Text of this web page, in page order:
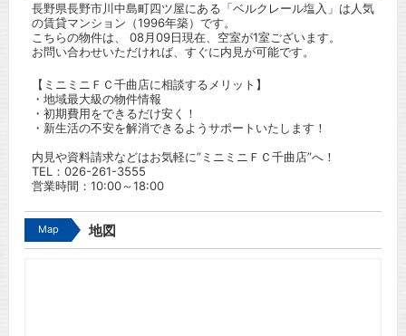
長野県長野市川中島町四ツ屋にある「ベルクレール塩入」は人気
の賃貸マンション（1996年築）です。
こちらの物件は、 08月09日現在、空室が1室ございます。
お問い合わせいただければ、すぐに内見が可能です。
【ミニミニＦＣ千曲店に相談するメリット】
・地域最大級の物件情報
・初期費用をできるだけ安く！
・新生活の不安を解消できるようサポートいたします！
内見や資料請求などはお気軽に”ミニミニＦＣ千曲店”へ！
TEL： 026-261-3555
営業時間：10:00～18:00
Map 地図